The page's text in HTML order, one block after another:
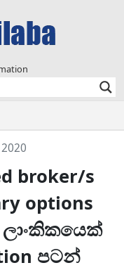
broker/s
options
ලාංකිකයෙක්
පටන්